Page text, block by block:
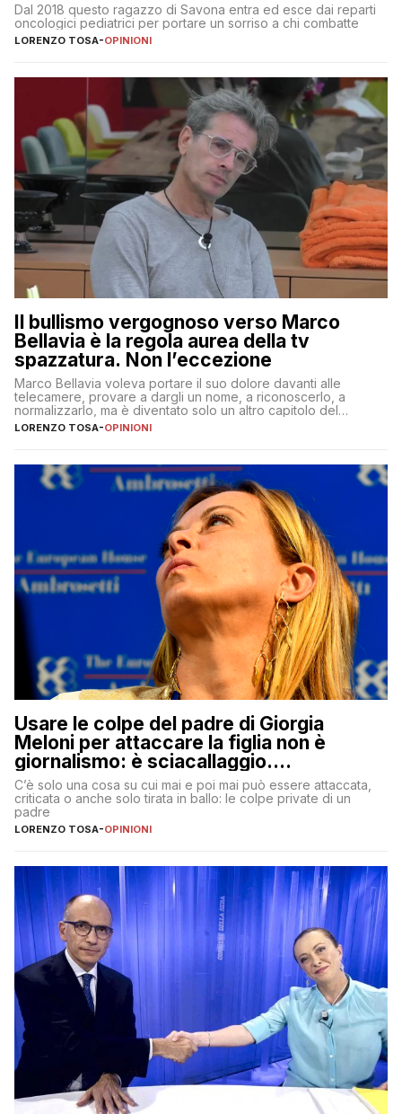
Dal 2018 questo ragazzo di Savona entra ed esce dai reparti
oncologici pediatrici per portare un sorriso a chi combatte
LORENZO TOSA-OPINIONI
Il bullismo vergognoso verso Marco
Bellavia è la regola aurea della tv
spazzatura. Non l’eccezione
Marco Bellavia voleva portare il suo dolore davanti alle
telecamere, provare a dargli un nome, a riconoscerlo, a
normalizzarlo, ma è diventato solo un altro capitolo del
copione
LORENZO TOSA-OPINIONI
Usare le colpe del padre di Giorgia
Meloni per attaccare la figlia non è
giornalismo: è sciacallaggio.
Dimostriamo di essere diversi
C’è solo una cosa su cui mai e poi mai può essere attaccata,
criticata o anche solo tirata in ballo: le colpe private di un
padre
LORENZO TOSA-OPINIONI